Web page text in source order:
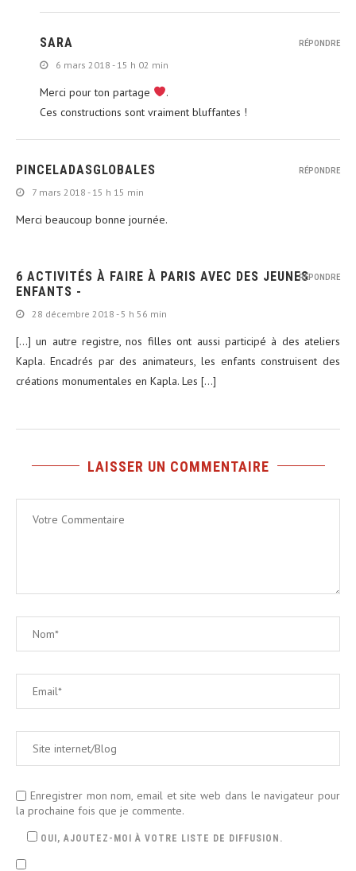
SARA
6 mars 2018 - 15 h 02 min
Merci pour ton partage
.
Ces constructions sont vraiment bluffantes !
RÉPONDRE
PINCELADASGLOBALES
7 mars 2018 - 15 h 15 min
Merci beaucoup bonne journée.
RÉPONDRE
6 ACTIVITÉS À FAIRE À PARIS AVEC DES JEUNES
ENFANTS -
28 décembre 2018 - 5 h 56 min
[…] un autre registre, nos filles ont aussi participé à des ateliers
Kapla. Encadrés par des animateurs, les enfants construisent des
créations monumentales en Kapla. Les […]
RÉPONDRE
LAISSER UN COMMENTAIRE
Enregistrer mon nom, email et site web dans le navigateur pour
la prochaine fois que je commente.
OUI, AJOUTEZ-MOI À VOTRE LISTE DE DIFFUSION.